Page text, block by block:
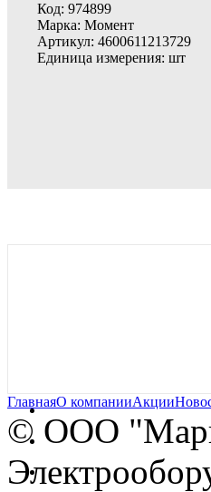
Код: 974899
Марка: Момент
Артикул: 4600611213729
Единица измерения: шт
ГлавнаяО компанииАкции
© OOO